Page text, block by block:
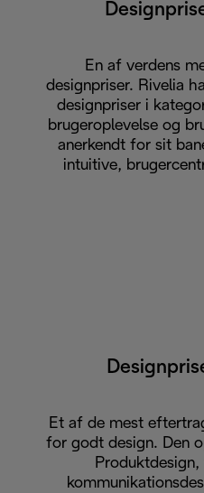
En af verdens
designpriser. Rivelia
designpriser i
brugeroplevelse og
anerkendt for sit
intuitive,
Et af de mest
for godt design. Den